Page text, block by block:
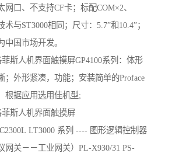
网口、不支持CF卡；标配COM×2、
术与ST3000相同；尺寸：5.7”和10.4”；
中国市场开发。
菲斯人机界面触摸屏GP4100系列：体形
；外形紧凑，功能；安装简单的Proface
根据应用选用佳机型;
菲斯人机界面触摸屏
LT3000 系列 ---- 图形逻辑控制器
网关－－工业网关）PL-X930/31 PS-